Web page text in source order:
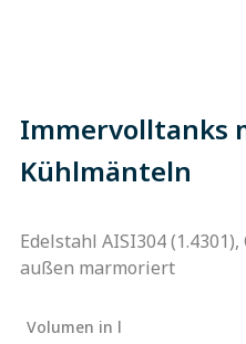
Immervolltanks
Kühlmänteln
Edelstahl AISI304
außen marmoriert
Volumen in l